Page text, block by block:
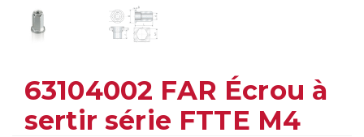
63104002 FAR Écrou à
sertir série FTTE M4